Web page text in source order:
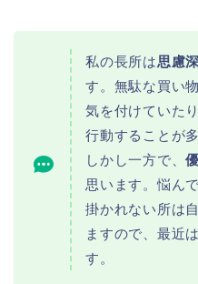
私の長所は思慮
す。無駄な買い
気を付けていた
行動することが
しかし一方で、
思います。悩ん
掛かれない所は
ますので、最近
す。